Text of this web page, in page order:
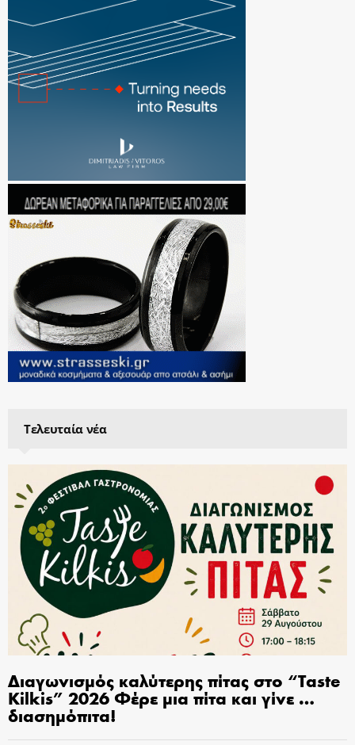
Τελευταία νέα
Διαγωνισμός καλύτερης πίτας στο “Taste
Kilkis” 2026 Φέρε μια πίτα και γίνε …
διασημόπιτα!